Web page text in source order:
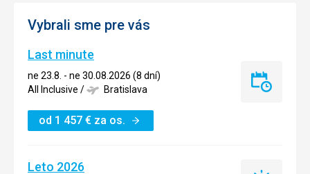
Vybrali sme pre vás
Last minute
ne 23.8. - ne 30.08.2026 (8 dní)
All Inclusive / Bratislava
od 1 457 € za os.
Last
Leto 2026